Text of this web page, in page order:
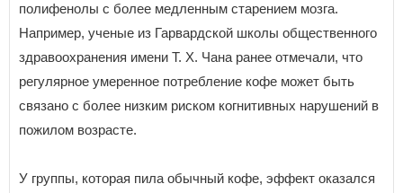
полифенолы с более медленным старением мозга.
Например, ученые из Гарвардской школы общественного
здравоохранения имени Т. Х. Чана ранее отмечали, что
регулярное умеренное потребление кофе может быть
связано с более низким риском когнитивных нарушений в
пожилом возрасте.
У группы, которая пила обычный кофе, эффект оказался